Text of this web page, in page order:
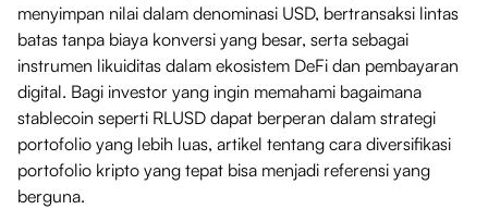
menyimpan nilai dalam denominasi USD, bertransaksi lintas
batas tanpa biaya konversi yang besar, serta sebagai
instrumen likuiditas dalam ekosistem DeFi dan pembayaran
digital. Bagi investor yang ingin memahami bagaimana
stablecoin seperti RLUSD dapat berperan dalam strategi
portofolio yang lebih luas, artikel tentang cara diversifikasi
portofolio kripto yang tepat bisa menjadi referensi yang
berguna.